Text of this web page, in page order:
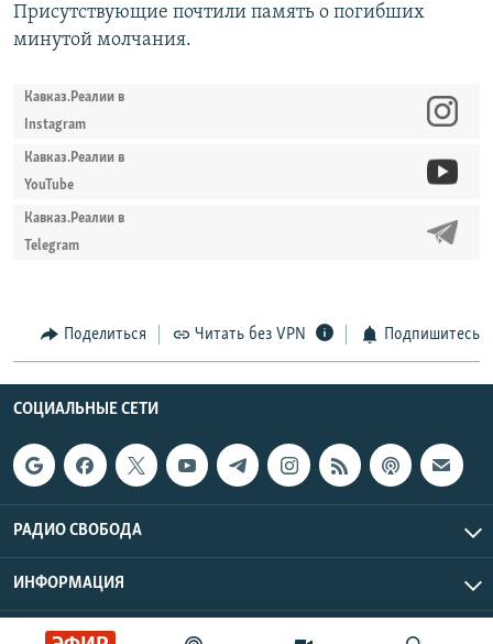
Присутствующие почтили память о погибших
минутой молчания.
Кавказ.Реалии в
Instagram
Кавказ.Реалии в
YouTube
Кавказ.Реалии в
Telegram
Поделиться Читать без VPN Подпишитесь
СОЦИАЛЬНЫЕ СЕТИ
РАДИО СВОБОДА
ИНФОРМАЦИЯ